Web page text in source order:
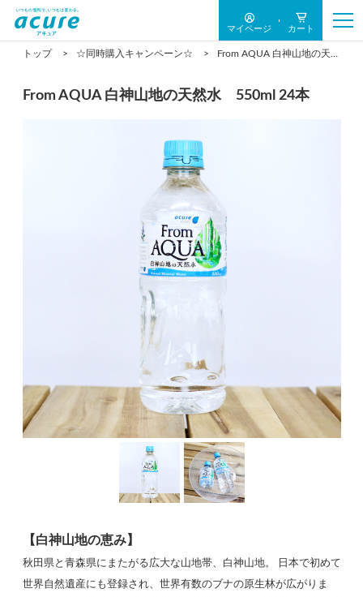
マイページ カート
トップ ☆同時購入キャンペーン☆
From AQUA 白神山地の天然水 550ml 24本
【白神山地の恵み】
秋田県と青森県にまたがる広大な山地帯、白神山地。 日本で初めて
世界自然遺産にも登録され、世界有数のブナの原生林が広がりま